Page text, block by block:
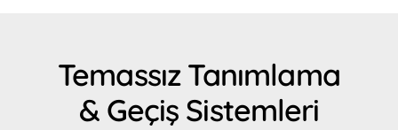
Temassız Tanımlama
& Geçiş Sistemleri